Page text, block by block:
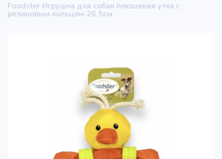
Foodster Игрушка для собак плюшевая утка с
резиновым кольцом 26,5см